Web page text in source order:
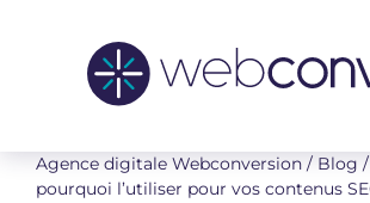
Agence digitale Webconversion / Blog /
pourquoi l’utiliser pour vos contenus